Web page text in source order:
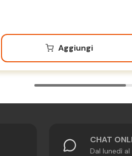
Aggiungi
CHAT
Dal lunedì